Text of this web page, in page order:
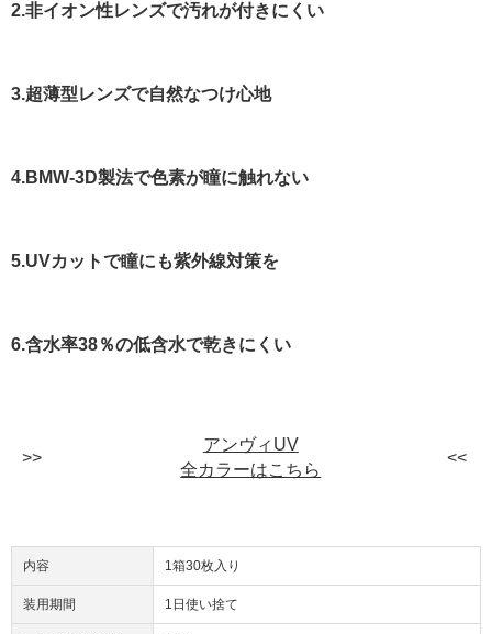
2.非イオン性レンズで汚れが付きにくい
3.超薄型レンズで自然なつけ心地
4.BMW-3D製法で色素が瞳に触れない
5.UVカットで瞳にも紫外線対策を
6.含水率38％の低含水で乾きにくい
アンヴィUV
全カラーはこちら
内容 1箱30枚入り
装用期間 1日使い捨て